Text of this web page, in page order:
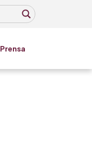
Prensa